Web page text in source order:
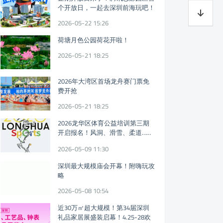
个开放日，一起去深圳前海玩吧！
2026-05-22 15:26
荷塘月色公园荷花开啦！
2026-05-21 18:25
2026年大湾区首场龙舟赛门票免
费开抢
2026-05-21 18:25
2026龙华区体育公益培训第三期
开启报名！风洞、滑雪、柔道……
2026-05-09 11:30
深圳最大规模庙会开幕！附嗨玩攻
略
2026-05-08 10:54
近30万㎡超大规模！第34届深圳
礼品家居展盛装启幕！4.25-28欢